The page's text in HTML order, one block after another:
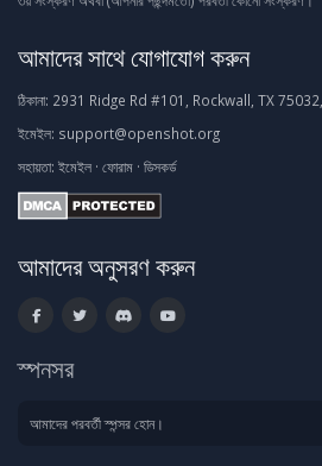
আমাদের সাথে যোগাযোগ করুন
ঠিকানা: 2931 Ridge Rd #101, Rockwall, TX
ইমেইল: support@openshot.org
সহায়তা: ইমেইল · ফোরাম · ডিসকর্ড
আমাদের অনুসরণ করুন
স্পনসর
আমাদের পরবর্তী স্পন্সর হোন।